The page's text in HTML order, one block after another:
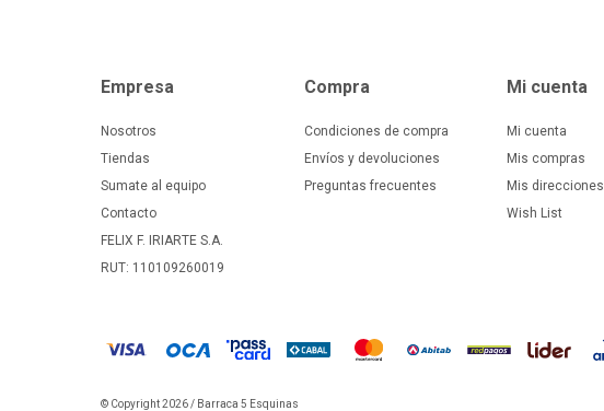
Empresa
Nosotros
Tiendas
Sumate al equipo
Contacto
FELIX F. IRIARTE S.A.
RUT: 110109260019
Compra
Condiciones de compra
Envíos y devoluciones
Preguntas frecuentes
Mi cuenta
Mi cuenta
Mis compras
Mis direcciones
Wish List
© Copyright 2026 / Barraca 5 Esquinas